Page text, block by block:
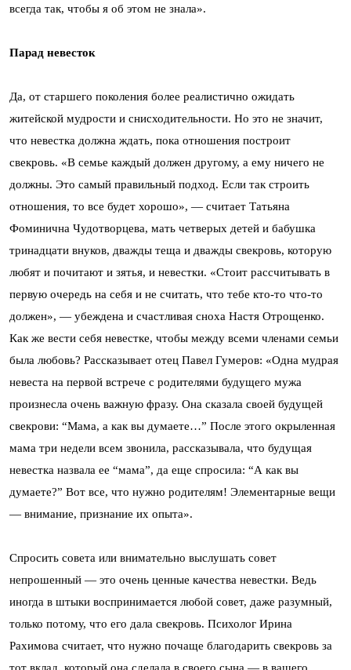
всегда так, чтобы я об этом не знала».
Парад невесток
Да, от старшего поколения более реалистично ожидать
житейской мудрости и снисходительности. Но это не значит,
что невестка должна ждать, пока отношения построит
свекровь. «В семье каждый должен другому, а ему ничего не
должны. Это самый правильный подход. Если так строить
отношения, то все будет хорошо», — считает Татьяна
Фоминична Чудотворцева, мать четверых детей и бабушка
тринадцати внуков, дважды теща и дважды свекровь, которую
любят и почитают и зятья, и невестки. «Стоит рассчитывать в
первую очередь на себя и не считать, что тебе кто-то что-то
должен», — убеждена и счастливая сноха Настя Отрощенко.
Как же вести себя невестке, чтобы между всеми членами семьи
была любовь? Рассказывает отец Павел Гумеров: «Одна мудрая
невеста на первой встрече с родителями будущего мужа
произнесла очень важную фразу. Она сказала своей будущей
свекрови: “Мама, а как вы думаете…” После этого окрыленная
мама три недели всем звонила, рассказывала, что будущая
невестка назвала ее “мама”, да еще спросила: “А как вы
думаете?” Вот все, что нужно родителям! Элементарные вещи
— внимание, признание их опыта».
Спросить совета или внимательно выслушать совет
непрошенный — это очень ценные качества невестки. Ведь
иногда в штыки воспринимается любой совет, даже разумный,
только потому, что его дала свекровь. Психолог Ирина
Рахимова считает, что нужно почаще благодарить свекровь за
тот вклад, который она сделала в своего сына — в вашего